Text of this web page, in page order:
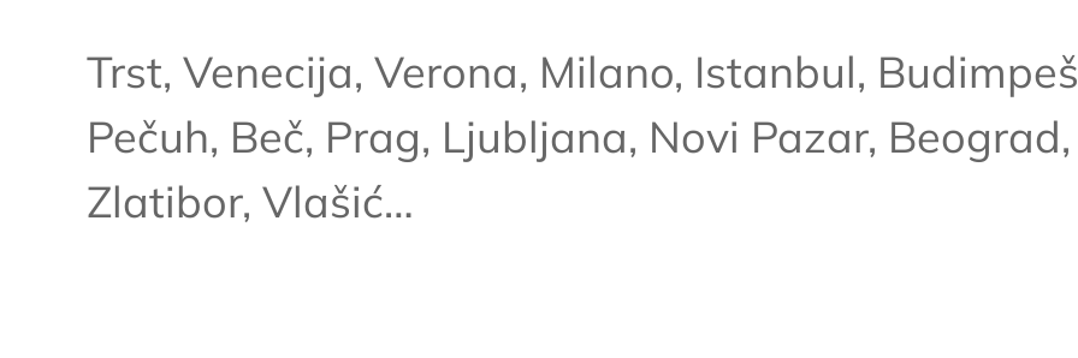
Trst, Venecija, Verona, Milano, Istanbul,
Pečuh, Beč, Prag, Ljubljana, Novi Pazar, Beograd,
Zlatibor, Vlašić…